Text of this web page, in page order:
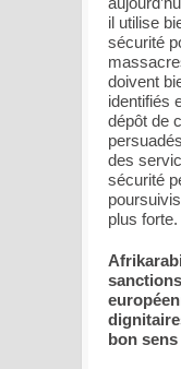
il utilise
sécurité
doivent
identifiés
dépôt de
des
sécurité
plus forte.
bon